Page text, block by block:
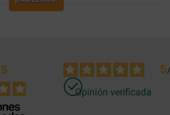
5 5
Opinión verificada